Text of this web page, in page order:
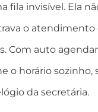
fila invisível. Ela
o atendimento
Com auto
o horário sozinho,
da secretária.